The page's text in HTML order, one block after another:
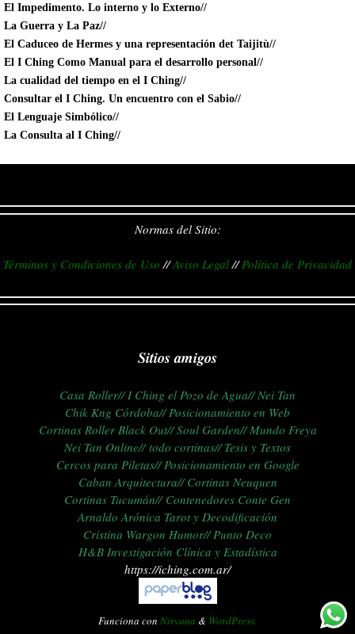
El Impedimento. Lo interno y lo Externo//
La Guerra y La Paz//
El Caduceo de Hermes y una representación det Taijitù//
El I Ching Como Manual para el desarrollo personal//
La cualidad del tiempo en el I Ching//
Consultar el I Ching. Un encuentro con el Sabio//
El Lenguaje Simbólico//
La Consulta al I Ching//
Normas del Sitio:
Términos y Condiciones de Uso //Aviso Legal//Política de Privacidad
Sitios amigos
Casa Roller// I Ching el Pozo de Agua// Nei Tan
Chik Kng Córdoba// Posicionamiento en Web
Cortinas Roller Black Out// Soul Garden// Mundo Freya
Nei Tan Online// todo cortinas// Tesis y Textos
Cercos para Piletas// Posicionamiento en Google
Caban Arquitectura//Cortinas Neuquen
Cortinas Tucumán// Contenedores Conte Gen
Arnaldo Arónica Tarot y Decodificación
Cristina Wargon Humor// Punto Deco
H&B Investigación Clínica y Estadística
https://iching.com.ar/
Funciona con Nirvana & WordPress.